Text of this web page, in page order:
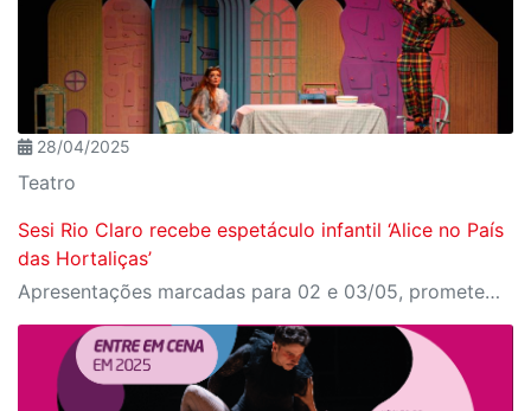
28/04/2025
Teatro
Sesi Rio Claro recebe espetáculo infantil ‘Alice no País
das Hortaliças’
Apresentações marcadas para 02 e 03/05, prometem uma jornada ao mundo mágico dos alimentos